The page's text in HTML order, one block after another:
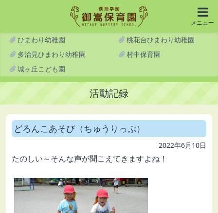
メニュー
ひまわり幼稚園
桃花台ひまわり幼稚園
多治見ひまわり幼稚園
村中保育園
城ヶ丘こども園
活動記録
どろんこあそび（ちゅうりっぷ）
2022年6月10日
たのしい～そんな声が聞こえてきますよね！